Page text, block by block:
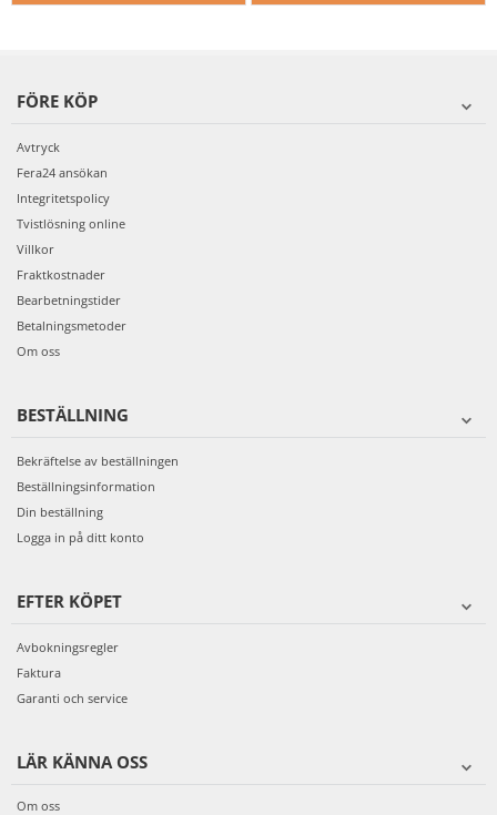
FÖRE KÖP
Avtryck
Fera24 ansökan
Integritetspolicy
Tvistlösning online
Villkor
Fraktkostnader
Bearbetningstider
Betalningsmetoder
Om oss
BESTÄLLNING
Bekräftelse av beställningen
Beställningsinformation
Din beställning
Logga in på ditt konto
EFTER KÖPET
Avbokningsregler
Faktura
Garanti och service
LÄR KÄNNA OSS
Om oss